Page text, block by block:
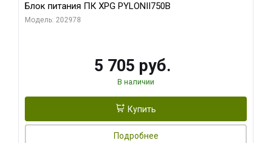
Блок питания ПК XPG PYLONII750B
Модель: 202978
5 705 руб.
В наличии
Купить
Подробнее